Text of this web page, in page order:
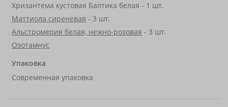
Хризантема кустовая Балтика белая - 1 шт.
Маттиола сиреневая - 3 шт.
Альстромерия белая, нежно-розовая - 3 шт.
Озотамнус
Упаковка
Современная упаковка